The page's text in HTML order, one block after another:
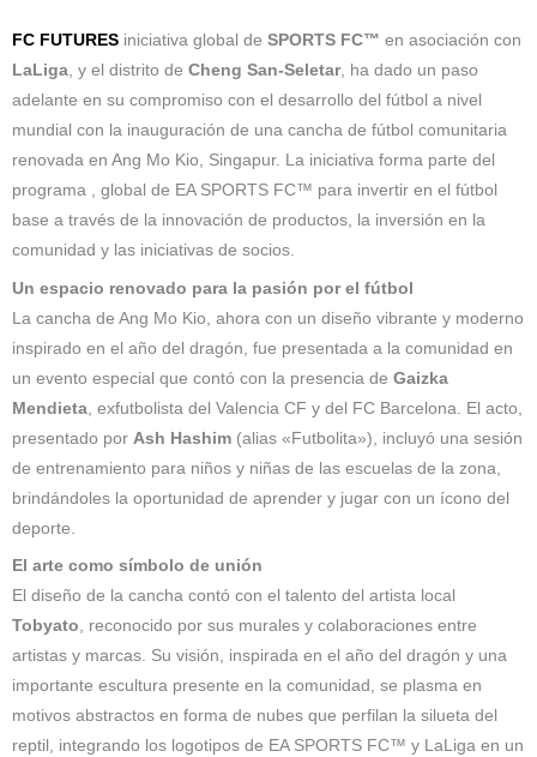
FC FUTURES iniciativa global de SPORTS FC™ en asociación con
LaLiga , y el distrito de Cheng San-Seletar, ha dado un paso
adelante en su compromiso con el desarrollo del fútbol a nivel
mundial con la inauguración de una cancha de fútbol comunitaria
renovada en Ang Mo Kio, Singapur. La iniciativa forma parte del
programa , global de EA SPORTS FC™ para invertir en el fútbol
base a través de la innovación de productos, la inversión en la
comunidad y las iniciativas de socios.
Un espacio renovado para la pasión por el fútbol
La cancha de Ang Mo Kio, ahora con un diseño vibrante y moderno
inspirado en el año del dragón, fue presentada a la comunidad en
un evento especial que contó con la presencia de Gaizka
Mendieta , exfutbolista del Valencia CF y del FC Barcelona. El acto,
presentado por Ash Hashim (alias «Futbolita»), incluyó una sesión
de entrenamiento para niños y niñas de las escuelas de la zona,
brindándoles la oportunidad de aprender y jugar con un ícono del
deporte.
El arte como símbolo de unión
El diseño de la cancha contó con el talento del artista local
Tobyato, reconocido por sus murales y colaboraciones entre
artistas y marcas. Su visión, inspirada en el año del dragón y una
importante escultura presente en la comunidad, se plasma en
motivos abstractos en forma de nubes que perfilan la silueta del
reptil, integrando los logotipos de EA SPORTS FC™ y LaLiga en un